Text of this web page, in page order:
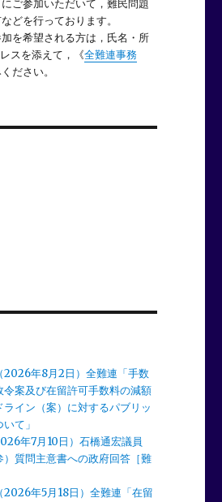
ご参加いただいて，難民問題
どを行っております。
を希望される方は，氏名・所
スを添えて，《全難連事務
ださい。
2026年8月2日）全難連「手数
令案及び在留許可手数料の減額
イン（案）に対するパブリッ
て」
年7月10日）石橋通宏議員
）質問主意書への政府回答［難
2026年5月18日）全難連「在留